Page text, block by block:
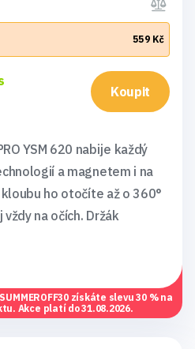
559 Kč
Koupit
YSM 620 nabije každý
a magnetem i na
ho otočíte až o 360°
na očích. Držák
získáte slevu 30 % na
Akce platí do 31.08.2026.